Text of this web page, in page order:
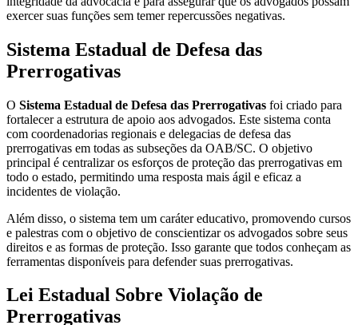
exercer suas funções sem temer repercussões negativas.
Sistema Estadual de Defesa das
Prerrogativas
O Sistema Estadual de Defesa das Prerrogativas foi criado para
fortalecer a estrutura de apoio aos advogados. Este sistema conta
com coordenadorias regionais e delegacias de defesa das
prerrogativas em todas as subseções da OAB/SC. O objetivo
principal é centralizar os esforços de proteção das prerrogativas em
todo o estado, permitindo uma resposta mais ágil e eficaz a
incidentes de violação.
Além disso, o sistema tem um caráter educativo, promovendo cursos
e palestras com o objetivo de conscientizar os advogados sobre seus
direitos e as formas de proteção. Isso garante que todos conheçam as
ferramentas disponíveis para defender suas prerrogativas.
Lei Estadual Sobre Violação de
Prerrogativas